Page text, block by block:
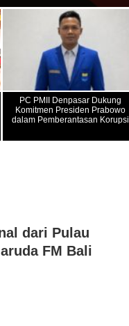
PC PMII Denpasar Dukung
Komitmen Presiden Prabowo
dalam Pemberantasan Korupsi
dari Pulau
FM Bali